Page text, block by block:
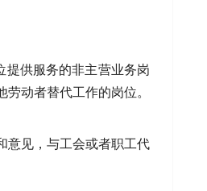
提供服务的非主营业务岗
动者替代工作的岗位。
意见，与工会或者职工代